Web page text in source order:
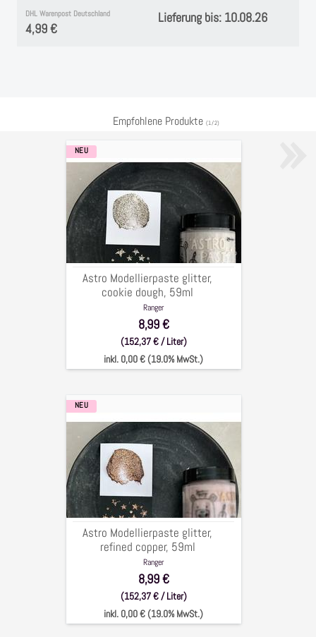
DHL Warenpost Deutschland
4,99 €
Lieferung bis: 10.08.26
Empfohlene Produkte ( 1 /2) »
Astro
Modellierpaste
glitter,
cookie
dough,
59ml
NEU
Astro Modellierpaste glitter,
cookie dough, 59ml
Ranger
8,99 €
(152,37 € / Liter)
inkl. 0,00 € (19.0% MwSt.)
Astro
Modellierpaste
glitter,
refined
copper,
59ml
NEU
Astro Modellierpaste glitter,
refined copper, 59ml
Ranger
8,99 €
(152,37 € / Liter)
inkl. 0,00 € (19.0% MwSt.)